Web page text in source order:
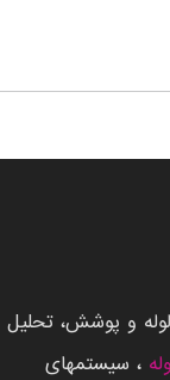
و پوشش، تحلیل
، سیستمهای